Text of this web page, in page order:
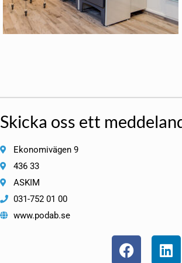
Skicka oss ett
Ekonomivägen 9
436 33
ASKIM
031-752 01 00
www.podab.se